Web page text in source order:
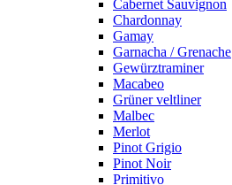
Cabernet Sauvignon
Chardonnay
Gamay
Garnacha / Grenache
Gewürztraminer
Macabeo
Grüner veltliner
Malbec
Merlot
Pinot Grigio
Pinot Noir
Primitivo